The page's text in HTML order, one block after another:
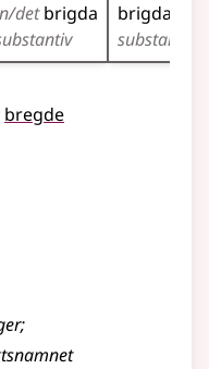
detbrigda
brigda
substantiv
bregde
;